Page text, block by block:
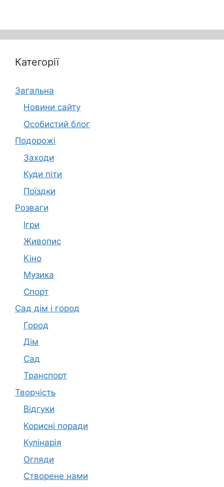
Категорії
Загальна
Новини сайту
Особистий блог
Подорожі
Заходи
Куди піти
Поїздки
Розваги
Ігри
Живопис
Кіно
Музика
Спорт
Сад дім і город
Город
Дім
Сад
Транспорт
Творчість
Відгуки
Корисні поради
Кулінарія
Огляди
Створене нами